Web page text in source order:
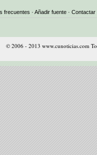
frecuentes · Añadir fuente · Contactar
© 2006 - 2013 www.cunoticias.com